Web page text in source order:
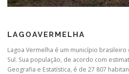
LAGOAVERMELHA
Lagoa Vermelha é um município
Sul. Sua população, de acordo com
Geografia e Estatística, é de 27 807